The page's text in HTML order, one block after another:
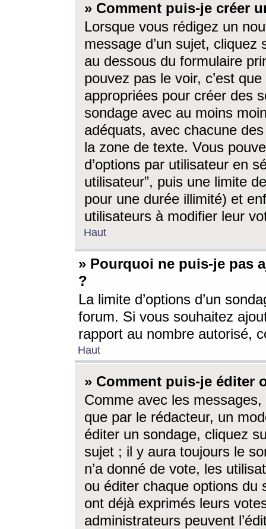
» Comment puis-je créer
Lorsque vous rédigez un
message d’un sujet, cliquez
au dessous du formulaire
pouvez pas le voir, c’est
appropriées pour créer des
sondage avec au moins
adéquats, avec chacune
la zone de texte. Vous
d’options par utilisateur en
utilisateur”, puis une limite
pour une durée illimité) et
utilisateurs à modifier leur
Haut
» Pourquoi ne puis-je pas
?
La limite d’options d’un
forum. Si vous souhaitez
rapport au nombre autorisé,
Haut
» Comment puis-je éditer
Comme avec les
que par le rédacteur, un
éditer un sondage, cliquez
sujet ; il y aura toujours le
n’a donné de vote, les
ou éditer chaque options du
ont déjà exprimés leurs
administrateurs peuvent